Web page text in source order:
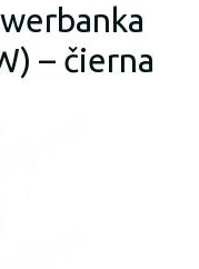
– čierna